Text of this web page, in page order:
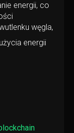
energii, co
węgla,
energii